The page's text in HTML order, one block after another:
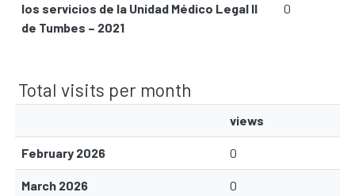
los servicios de la Unidad Médico Legal II
de Tumbes – 2021
0
Total visits per month
views
February 2026 0
March 2026 0